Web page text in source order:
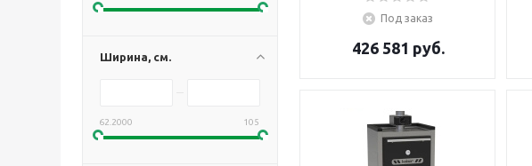
Ширина, см.
62.2000 105
Под заказ
426 581 руб.